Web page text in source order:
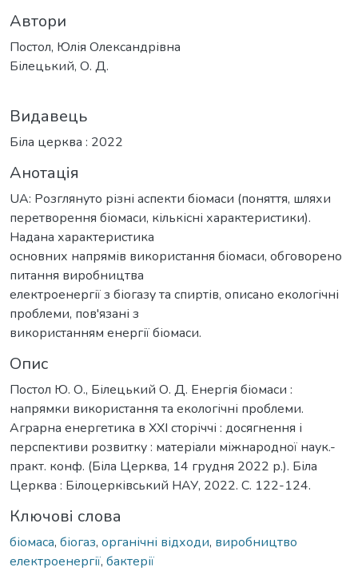
Автори
Постол, Юлія Олександрівна
Білецький, О. Д.
Видавець
Біла церква : 2022
Анотація
UA: Розглянуто різні аспекти біомаси (поняття, шляхи
перетворення біомаси, кількісні характеристики).
Надана характеристика
основних напрямів використання біомаси, обговорено
питання виробництва
електроенергії з біогазу та спиртів, описано екологічні
проблеми, пов'язані з
використанням енергії біомаси.
Опис
Постол Ю. О., Білецький О. Д. Енергія біомаси :
напрямки використання та екологічні проблеми.
Аграрна енергетика в ХХІ сторіччі : досягнення і
перспективи розвитку : матеріали міжнародної наук.-
практ. конф. (Біла Церква, 14 грудня 2022 р.). Біла
Церква : Білоцерківський НАУ, 2022. С. 122-124.
Ключові слова
біомаса, біогаз, органічні відходи, виробництво
електроенергії, бактерії